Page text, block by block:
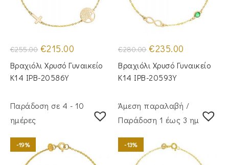
€255.00 Original
price
was:
€255.00.
€215.00
είναι:
Βραχιόλι Χρυσό Γυναικείο
Κ14 IPB-20586Y
€280.00 Original
price
was:
€280.00.
€235.00
είναι:
Βραχιόλι Χρυσό Γυναικείο
Κ14 IPB-20593Y
Παράδοση σε 4 - 10
ημέρες
-19%
Άμεση παραλαβή /
Παράδoση 1 έως 3 ημέρες
-13%